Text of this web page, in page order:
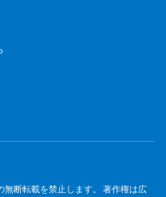
断転載を禁止します。 著作権は広